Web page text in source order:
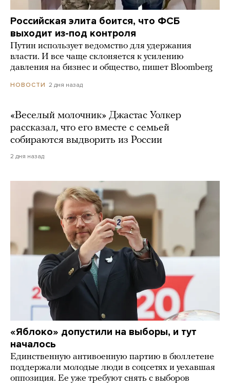
Российская элита боится, что ФСБ
выходит из-под контроля
Путин использует ведомство для удержания
власти. И все чаще склоняется к усилению
давления на бизнес и общество, пишет Bloomberg
НОВОСТИ 2 дня назад
«Веселый молочник» Джастас Уолкер
рассказал, что его вместе с семьей
собираются выдворить из России
2 дня назад
«Яблоко» допустили на выборы, и тут
началось
Единственную антивоенную партию в бюллетене
поддержали молодые люди в соцсетях и уехавшая
оппозиция. Ее уже требуют снять с выборов